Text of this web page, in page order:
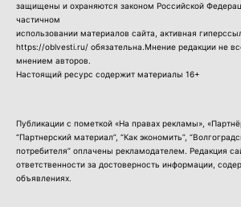
защищены и охраняются законом Российской
частичном
использовании материалов сайта, активная
https://oblvesti.ru/ обязательна.Мнение редакции не
мнением авторов.
Настоящий ресурс содержит материалы 16+
Публикации с пометкой «На правах рекламы»,
“Партнерский материал”, “Как экономить”,
потребителя” оплачены рекламодателем. Редакция
ответственности за достоверность информации,
объявлениях.